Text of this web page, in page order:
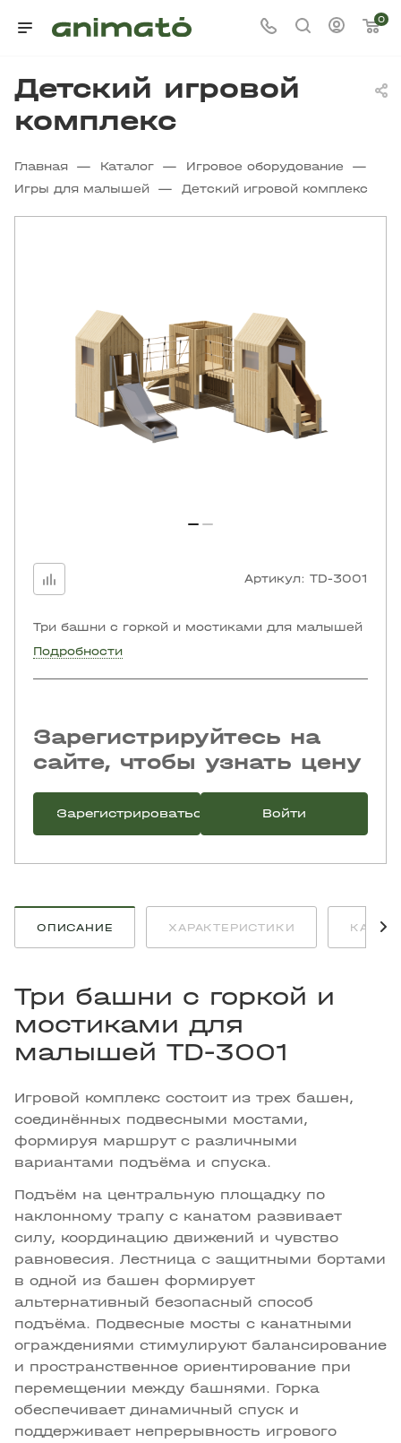
0
Детский игровой
комплекс
Главная — Каталог — Игровое оборудование —
Игры для малышей — Детский игровой комплекс
Артикул: TD-3001
Три башни с горкой и мостиками для малышей
Подробности
Зарегистрируйтесь на
сайте, чтобы узнать цену
Зарегистрироваться Войти
ОПИСАНИЕ ХАРАКТЕРИСТИКИ КАК
Три башни с горкой и
мостиками для
малышей TD-3001
Игровой комплекс состоит из трех башен,
соединённых подвесными мостами,
формируя маршрут с различными
вариантами подъёма и спуска.
Подъём на центральную площадку по
наклонному трапу с канатом развивает
силу, координацию движений и чувство
равновесия. Лестница с защитными бортами
в одной из башен формирует
альтернативный безопасный способ
подъёма. Подвесные мосты с канатными
ограждениями стимулируют балансирование
и пространственное ориентирование при
перемещении между башнями. Горка
обеспечивает динамичный спуск и
поддерживает непрерывность игрового